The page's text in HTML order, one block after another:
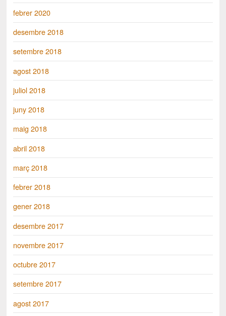
febrer 2020
desembre 2018
setembre 2018
agost 2018
juliol 2018
juny 2018
maig 2018
abril 2018
març 2018
febrer 2018
gener 2018
desembre 2017
novembre 2017
octubre 2017
setembre 2017
agost 2017